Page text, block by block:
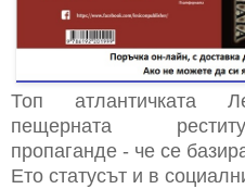
Топ атлантичката
пещерната
пропаганде - че се
Ето статусът и в